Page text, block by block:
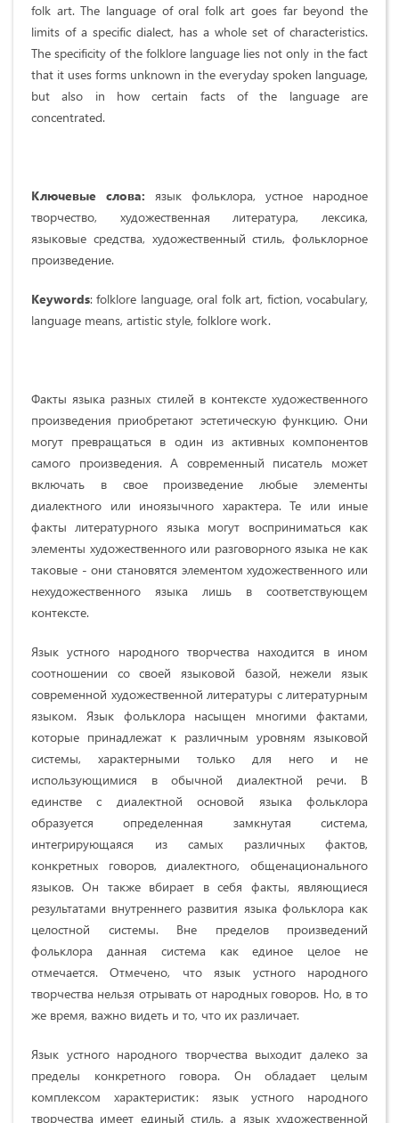
folk art. The language of oral folk art goes far beyond the
limits of a specific dialect, has a whole set of characteristics.
The specificity of the folklore language lies not only in the fact
that it uses forms unknown in the everyday spoken language,
but also in how certain facts of the language are
concentrated.
Ключевые слова: язык фольклора, устное народное
творчество,
художественная литература, лексика,
языковые средства, художественный стиль, фольклорное
произведение.
Keywords: folklore language, oral folk art, fiction, vocabulary,
language means, artistic style, folklore work.
Факты языка разных стилей в контексте художественного
произведения приобретают эстетическую функцию. Они
могут превращаться в один из активных компонентов
самого произведения. А современный писатель может
включать в свое произведение любые элементы
диалектного или иноязычного характера. Те или иные
факты литературного языка могут восприниматься как
элементы художественного или разговорного языка не как
таковые - они становятся элементом художественного или
нехудожественного языка лишь в соответствующем
контексте.
Язык устного народного творчества находится в ином
соотношении со своей языковой базой, нежели язык
современной художественной литературы с литературным
языком. Язык фольклора насыщен многими фактами,
которые принадлежат к различным уровням языковой
системы, характерными только для него и не
использующимися в обычной диалектной речи. В
единстве с диалектной основой языка фольклора
образуется определенная замкнутая система,
интегрирующаяся из самых различных фактов,
конкретных говоров, диалектного, общенационального
языков. Он также вбирает в себя факты, являющиеся
результатами внутреннего развития языка фольклора как
целостной системы. Вне пределов произведений
фольклора данная система как единое целое не
отмечается. Отмечено, что язык устного народного
творчества нельзя отрывать от народных говоров. Но, в то
же время, важно видеть и то, что их различает.
Язык устного народного творчества выходит далеко за
пределы конкретного говора. Он обладает целым
комплексом характеристик: язык устного народного
творчества имеет единый стиль, а язык художественной